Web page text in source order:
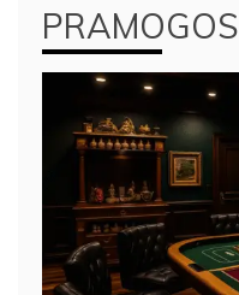
PRAMOGOS